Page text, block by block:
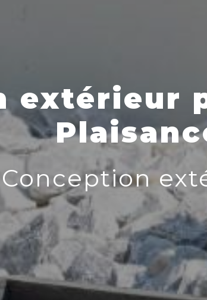
extérieur
Conception